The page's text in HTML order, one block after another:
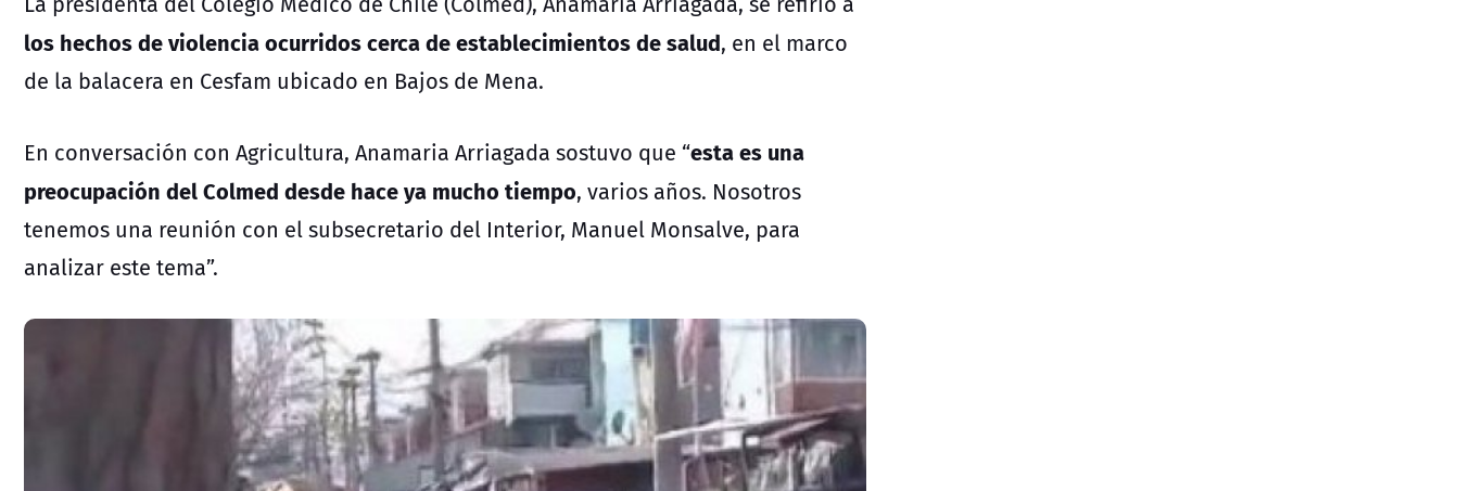
los hechos de violencia ocurridos cerca de establecimientos de salud, en el marco
de la balacera en Cesfam ubicado en Bajos de Mena.
En conversación con Agricultura, Anamaria Arriagada sostuvo que “esta es una
preocupación del Colmed desde hace ya mucho tiempo, varios años. Nosotros
tenemos una reunión con el subsecretario del Interior, Manuel Monsalve, para
analizar este tema”.